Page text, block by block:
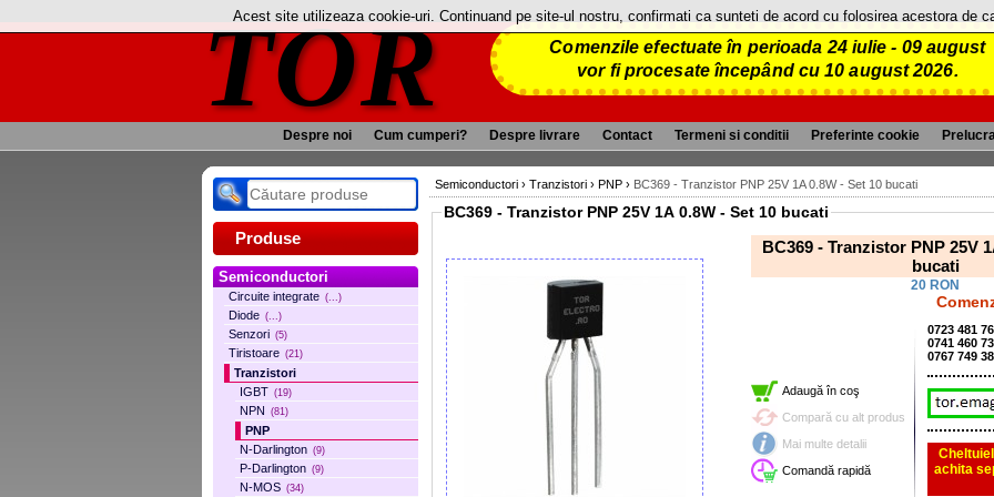
TOR
Comenzile efectuate în perioada 24 iulie - 09 august
vor fi procesate începând cu 10 august 2026.
Despre noi Cum cumperi? Despre livrare Contact Termeni si conditii Preferinte cookie
Produse
Semiconductori
Circuite integrate (...)
Diode (...)
Senzori (5)
Tiristoare (21)
Tranzistori
IGBT (19)
NPN (81)
PNP
N-Darlington (9)
P-Darlington (9)
N-MOS (34)
Semiconductori › Tranzistori › PNP › BC369 - Tranzistor PNP 25V 1A 0.8W - Set 10 bucati
BC369 - Tranzistor PNP 25V 1A 0.8W - Set 10 bucati
BC369 - Tranzistor PNP 25V
bucati
20 RON
Adaugă în coş
Compară cu alt produs
Mai multe detalii
Comandă rapidă
0723 481
0741 460
0767 749
achita
Acest site utilizeaza cookie-uri. Continuand pe site-ul nostru, confirmati ca sunteti de acord cu folosirea acestora de